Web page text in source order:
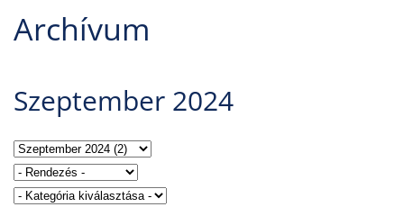
Archívum
Szeptember 2024